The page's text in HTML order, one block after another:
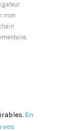
mon
En
vos